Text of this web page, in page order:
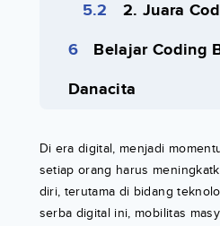
2. Juara
Belajar Coding
Danacita
Di era digital, menjadi
setiap orang harus
diri, terutama di bidang
serba digital ini, mobilitas